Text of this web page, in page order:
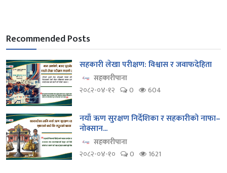
Recommended Posts
सहकारी लेखा परीक्षण: विश्वास र जवाफदेहिता
सहकारीपाना
२०८२-०४-१२
0 604
नयाँ ऋण सुरक्षण निर्देशिका र सहकारीको नाफा–
नोक्सान...
सहकारीपाना
२०८२-०४-१०
0 1621